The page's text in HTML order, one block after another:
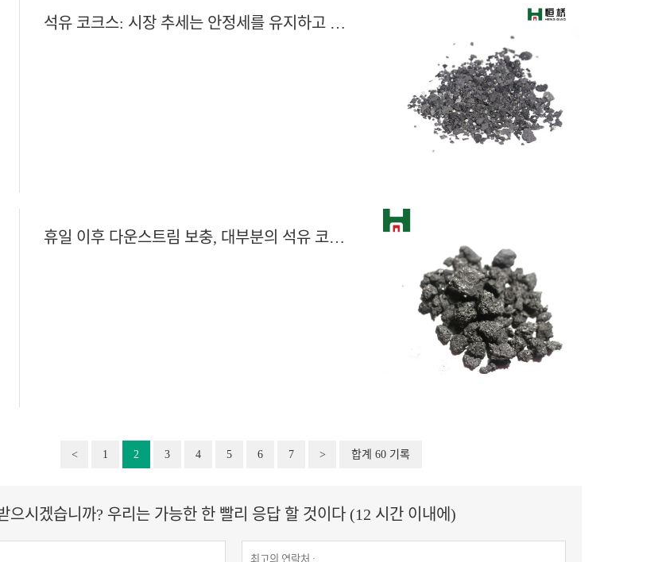
석유 코크스: 시장 추세는 안정세를 유지하고 있으며, 코크스 가격은 소폭 변동을 보이며 대체로 안정세를 유지하고 있습니다.
휴일 이후 다운스트림 보충, 대부분의 석유 코크스 가격 상승
< 1 2 3 4 5 6 7 > 합계 60 기록
으시겠습니까? 우리는 가능한 한 빨리 응답 할 것이다 (12 시간 이내에)